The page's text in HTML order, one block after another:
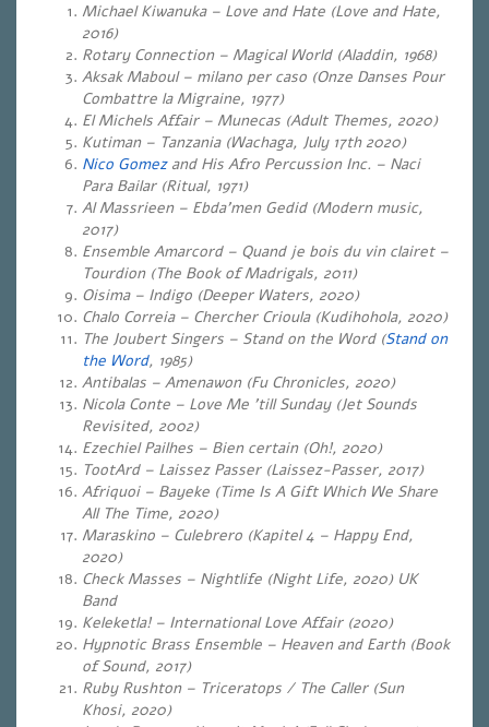
Michael Kiwanuka – Love and Hate (Love and Hate,
2016)
Rotary Connection – Magical World (Aladdin, 1968)
Aksak Maboul – milano per caso (Onze Danses Pour
Combattre la Migraine, 1977)
El Michels Affair – Munecas (Adult Themes, 2020)
Kutiman – Tanzania (Wachaga, July 17th 2020)
Nico Gomezand His Afro Percussion Inc. – Naci
Para Bailar (Ritual, 1971)
Al Massrieen – Ebda’men Gedid (Modern music,
2017)
Ensemble Amarcord – Quand je bois du vin clairet –
Tourdion (The Book of Madrigals, 2011)
Oisima – Indigo (Deeper Waters, 2020)
Chalo Correia – Chercher Crioula (Kudihohola, 2020)
The Joubert Singers – Stand on the Word (Stand on
the Word, 1985)
Antibalas – Amenawon (Fu Chronicles, 2020)
Nicola Conte – Love Me ’till Sunday (Jet Sounds
Revisited, 2002)
Ezechiel Pailhes – Bien certain (Oh!, 2020)
TootArd – Laissez Passer (Laissez-Passer, 2017)
Afriquoi – Bayeke (Time Is A Gift Which We Share
All The Time, 2020)
Maraskino – Culebrero (Kapitel 4 – Happy End,
2020)
Check Masses – Nightlife (Night Life, 2020) UK
Band
Keleketla! – International Love Affair (2020)
Hypnotic Brass Ensemble – Heaven and Earth (Book
of Sound, 2017)
Ruby Rushton – Triceratops / The Caller (Sun
Khosi, 2020)